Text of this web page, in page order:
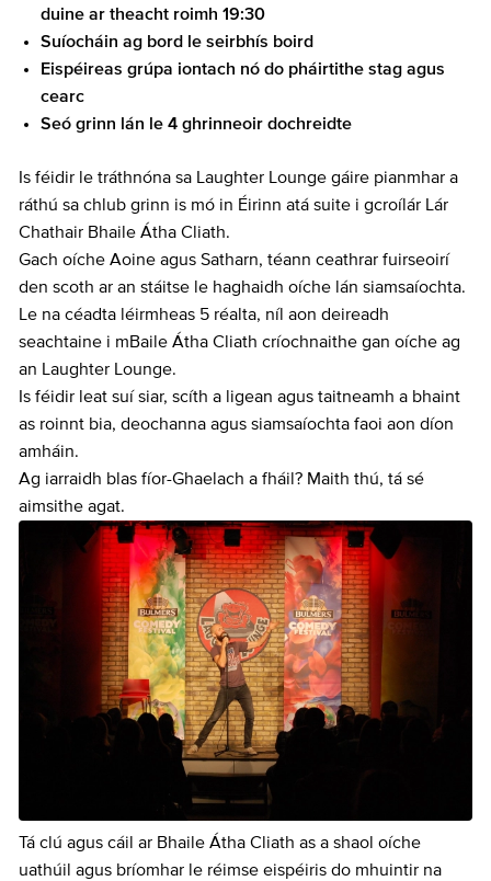
duine ar theacht roimh 19:30
Suíocháin ag bord le seirbhís boird
Eispéireas grúpa iontach nó do pháirtithe stag agus
cearc
Seó grinn lán le 4 ghrinneoir dochreidte
Is féidir le tráthnóna sa Laughter Lounge gáire pianmhar a
ráthú sa chlub grinn is mó in Éirinn atá suite i gcroílár Lár
Chathair Bhaile Átha Cliath.
Gach oíche Aoine agus Satharn, téann ceathrar fuirseoirí
den scoth ar an stáitse le haghaidh oíche lán siamsaíochta.
Le na céadta léirmheas 5 réalta, níl aon deireadh
seachtaine i mBaile Átha Cliath críochnaithe gan oíche ag
an Laughter Lounge.
Is féidir leat suí siar, scíth a ligean agus taitneamh a bhaint
as roinnt bia, deochanna agus siamsaíochta faoi aon díon
amháin.
Ag iarraidh blas fíor-Ghaelach a fháil? Maith thú, tá sé
aimsithe agat.
Tá clú agus cáil ar Bhaile Átha Cliath as a shaol oíche
uathúil agus bríomhar le réimse eispéiris do mhuintir na